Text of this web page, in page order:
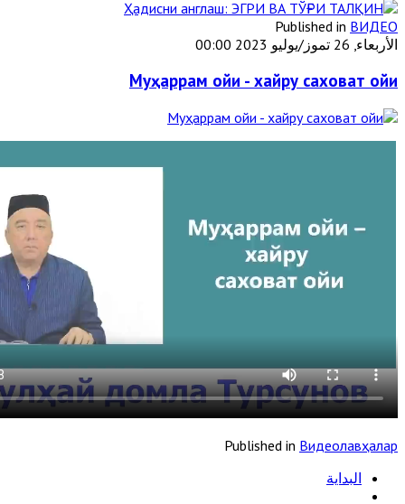
Published in ВИДЕО
الأربعاء, 26 تموز/يوليو 2023 00:00
Муҳаррам ойи - хайру саховат ойи
Published in Видеолавҳалар
البداية